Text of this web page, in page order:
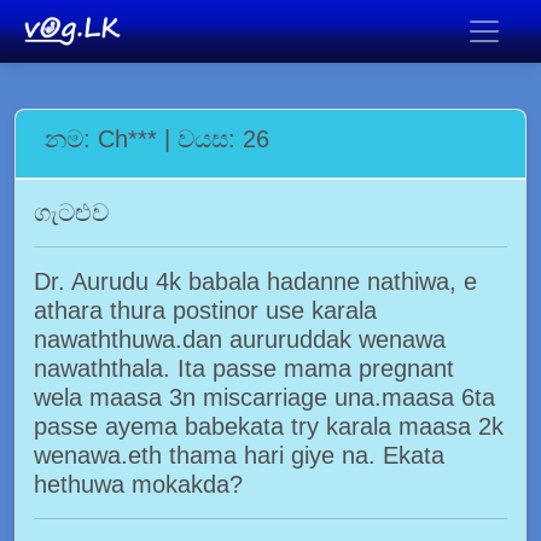
නම: Ch*** | වයස: 26
ගැටළුව
Dr. Aurudu 4k babala hadanne nathiwa, e
athara thura postinor use karala
nawaththuwa.dan aururuddak wenawa
nawaththala. Ita passe mama pregnant
wela maasa 3n miscarriage una.maasa 6ta
passe ayema babekata try karala maasa 2k
wenawa.eth thama hari giye na. Ekata
hethuwa mokakda?